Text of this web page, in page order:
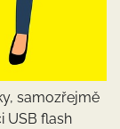
samozřejmě
USB flash